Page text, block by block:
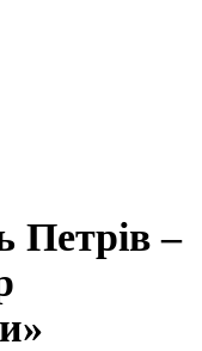
Петрів –